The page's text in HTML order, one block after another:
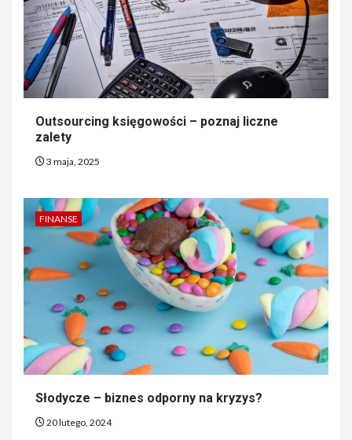
Outsourcing księgowości – poznaj liczne
zalety
3 maja, 2025
FINANSE
Słodycze – biznes odporny na kryzys?
20 lutego, 2024